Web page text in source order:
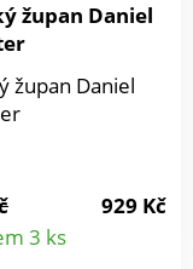
látek a
je bezpečný
platných
Lze prát v
župan Daniel
župan Daniel
929 Kč
3 ks
Detail